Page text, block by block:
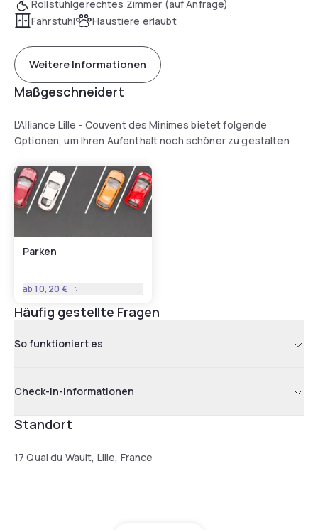
Rollstuhlgerechtes Zimmer (auf Anfrage)
Fahrstuhl
Haustiere erlaubt
Weitere Informationen
Maßgeschneidert
L'Alliance Lille - Couvent des Minimes bietet folgende
Optionen, um Ihren Aufenthalt noch schöner zu gestalten
Parken
ab10,20 €
Häufig gestellte Fragen
So funktioniert es
Check-in-Informationen
Standort
17 Quai du Wault, Lille, France